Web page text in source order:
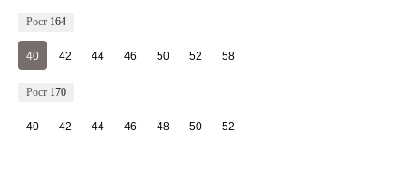
Рост 164
40 42 44 46 50 52 58
Рост 170
40 42 44 46 48 50 52